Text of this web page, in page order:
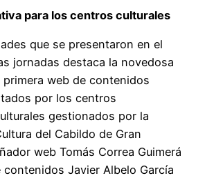
para los centros culturales
que se presentaron en el
jornadas destaca la novedosa
web de contenidos
por los centros
gestionados por la
del Cabildo de Gran
web Tomás Correa Guimerá
Javier Albelo García